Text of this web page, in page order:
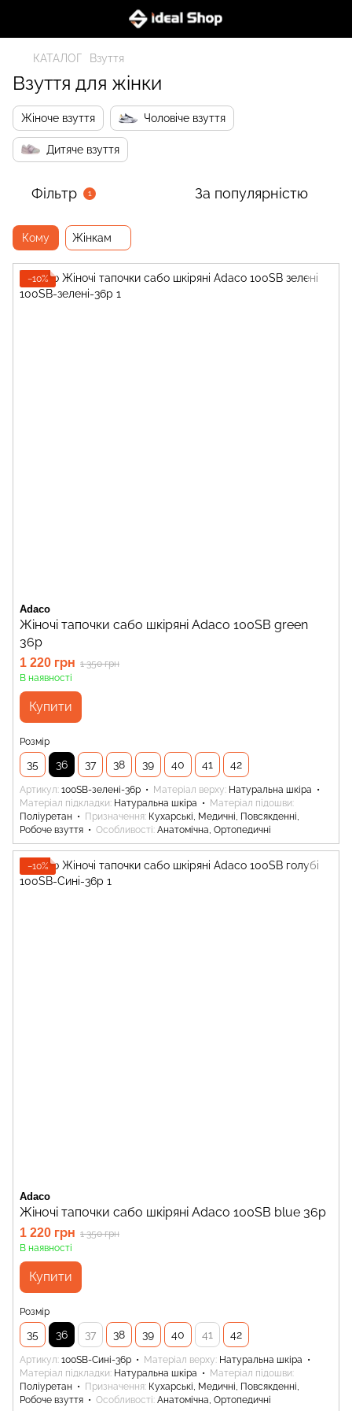
КАТАЛОГ Взуття
Взуття для жінки
Жіноче взуття Чоловіче взуття
Дитяче взуття
Фільтр 1 За популярністю
Кому Жінкам
−10%
Adaco
Жіночі тапочки сабо шкіряні Adaco 100SB green
36р
1 220 грн 1 350 грн
В наявності
Купити
Розмір
35 36 37 38 39 40 41 42
Артикул 100SB-зелені-36р Матеріал верху Натуральна шкіра
Матеріал підкладки Натуральна шкіра
Матеріал підошви
Поліуретан
Призначення Кухарські, Медичні, Повсякденні,
Робоче взуття
Особливості Анатомічна, Ортопедичні
−10%
Adaco
Жіночі тапочки сабо шкіряні Adaco 100SB blue 36р
1 220 грн 1 350 грн
В наявності
Купити
Розмір
35 36 37 38 39 40 41 42
Артикул 100SB-Сині-36р Матеріал верху Натуральна шкіра
Матеріал підкладки Натуральна шкіра
Матеріал підошви
Поліуретан
Призначення Кухарські, Медичні, Повсякденні,
Робоче взуття
Особливості Анатомічна, Ортопедичні